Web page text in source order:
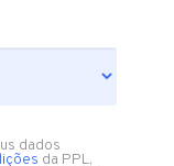
dados
da PPL,